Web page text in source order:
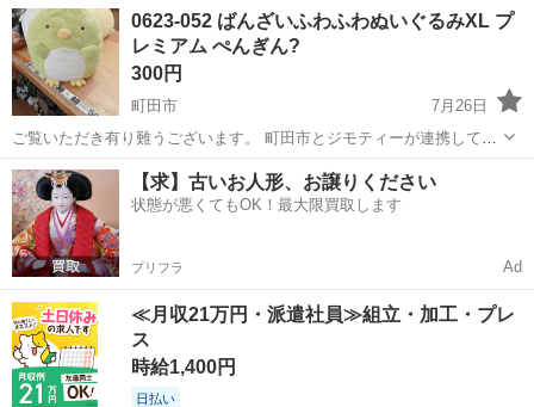
しています。 ★★★★★ ご自宅にある不要品を是非ジモティースポッ
トへお...
東京 町田市 しっぽ
0623-052 ばんざいふわふわぬいぐるみXL プ
レミアム ぺんぎん?
300円
町田市
7月26日
ご覧いただき有り難うございます。 町田市とジモティーが連携して運
営しています。 粗⼤ごみ等の減量を⽬的にまだ使えるものをリユース
しています。 ★★★★★ ご自宅にある不要品を是非ジモティースポッ
トへお...
東京 町田市 おもちゃ リユース
【求】古いお人形、お譲りください
状態が悪くてもOK！最大限買取します
プリフラ Ad
≪月収21万円・派遣社員≫組立・加工・プレ
ス
時給1,400円
日払い